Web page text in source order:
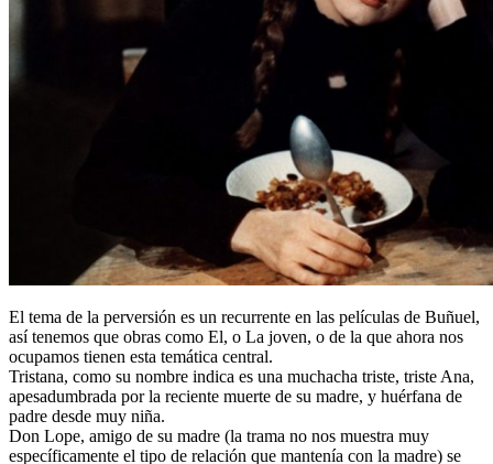
El tema de la perversión es un recurrente en las películas de Buñuel,
así tenemos que obras como El, o La joven, o de la que ahora nos
ocupamos tienen esta temática central.
Tristana, como su nombre indica es una muchacha triste, triste Ana,
apesadumbrada por la reciente muerte de su madre, y huérfana de
padre desde muy niña.
Don Lope, amigo de su madre (la trama no nos muestra muy
específicamente el tipo de relación que mantenía con la madre) se